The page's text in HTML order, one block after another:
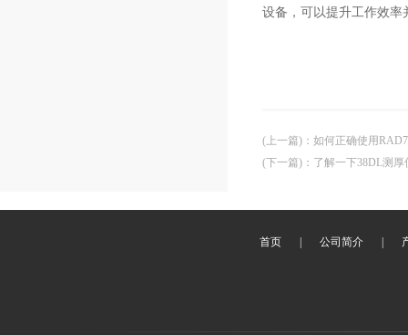
设备，可以提升工作效率
(上一篇) ： 如何正确使用
(下一篇) ： 了解一下38DL测
首页 公司简介